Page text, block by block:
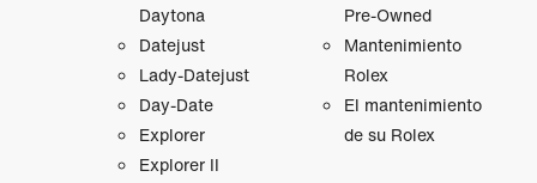
Daytona
Datejust
Lady‑Datejust
Day-Date
Explorer
Explorer II
Pre-Owned
Mantenimiento
Rolex
El mantenimiento
de su Rolex